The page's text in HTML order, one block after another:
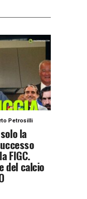
Petrosilli
la
FIGC.
del calcio